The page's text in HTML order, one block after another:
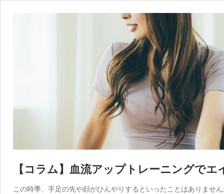
【コラム】血流アップトレーニングで
この時季、手足の先や顔がひんやりするといったことはありませ